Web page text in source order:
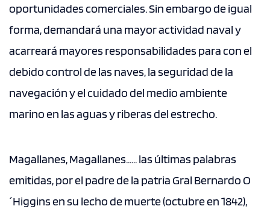
oportunidades comerciales. Sin embargo de igual
forma, demandará una mayor actividad naval y
acarreará mayores responsabilidades para con el
debido control de las naves, la seguridad de la
navegación y el cuidado del medio ambiente
marino en las aguas y riberas del estrecho.
Magallanes, Magallanes...... las últimas palabras
emitidas, por el padre de la patria Gral Bernardo O
´Higgins en su lecho de muerte (octubre en 1842),